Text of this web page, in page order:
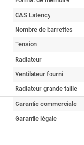
CAS Latency
Nombre de barrettes
Tension
Radiateur
Ventilateur fourni
Radiateur grande taille
Garantie commerciale
Garantie légale